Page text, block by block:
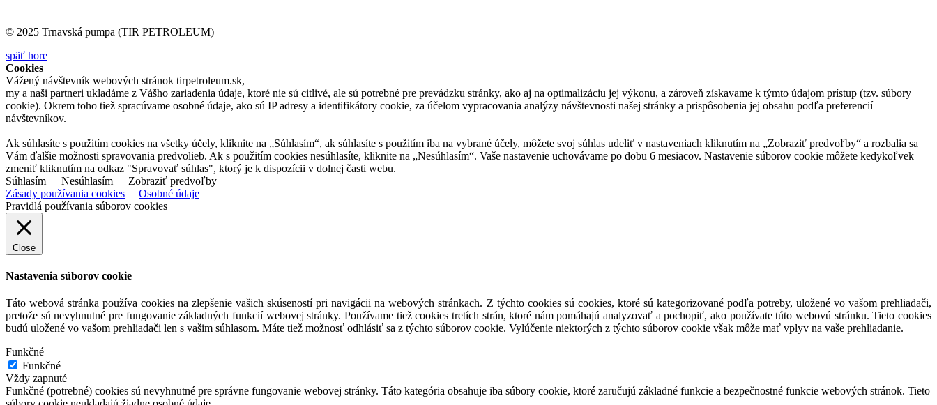
© 2025 Trnavská pumpa (TIR PETROLEUM)
späť hore
Cookies
Vážený návštevník webových stránok tirpetroleum.sk,
my a naši partneri ukladáme z Vášho zariadenia údaje, ktoré nie sú citlivé, ale sú potrebné pre prevádzku stránky, ako aj na optimalizáciu jej výkonu, a zároveň získavame k týmto údajom prístup (tzv. súbory
cookie). Okrem toho tiež spracúvame osobné údaje, ako sú IP adresy a identifikátory cookie, za účelom vypracovania analýzy návštevnosti našej stránky a prispôsobenia jej obsahu podľa preferencií
návštevníkov.
Ak súhlasíte s použitím cookies na všetky účely, kliknite na „Súhlasím“, ak súhlasíte s použitím iba na vybrané účely, môžete svoj súhlas udeliť v nastaveniach kliknutím na „Zobraziť predvoľby“ a rozbalia sa
Vám ďalšie možnosti spravovania predvolieb. Ak s použitím cookies nesúhlasíte, kliknite na „Nesúhlasím“. Vaše nastavenie uchovávame po dobu 6 mesiacov. Nastavenie súborov cookie môžete kedykoľvek
zmeniť kliknutím na odkaz "Spravovať súhlas", ktorý je k dispozícii v dolnej časti webu.
Súhlasím
Nesúhlasím
Zobraziť predvoľby
Zásady používania cookies
Osobné údaje
Pravidlá používania súborov cookies
Close
Nastavenia súborov cookie
Táto webová stránka používa cookies na zlepšenie vašich skúseností pri navigácii na webových stránkach. Z týchto cookies sú cookies, ktoré sú kategorizované podľa potreby, uložené vo vašom prehliadači,
pretože sú nevyhnutné pre fungovanie základných funkcií webovej stránky. Používame tiež cookies tretích strán, ktoré nám pomáhajú analyzovať a pochopiť, ako používate túto webovú stránku. Tieto cookies
budú uložené vo vašom prehliadači len s vašim súhlasom. Máte tiež možnosť odhlásiť sa z týchto súborov cookie. Vylúčenie niektorých z týchto súborov cookie však môže mať vplyv na vaše prehliadanie.
Funkčné
Funkčné
Vždy zapnuté
Funkčné (potrebné) cookies sú nevyhnutné pre správne fungovanie webovej stránky. Táto kategória obsahuje iba súbory cookie, ktoré zaručujú základné funkcie a bezpečnostné funkcie webových stránok. Tieto